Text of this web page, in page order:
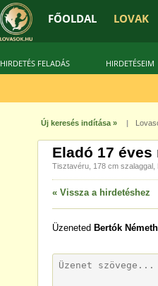
FŐOLDAL LOVAK
HIRDETÉS FELADÁS HIRDETÉSEIM
Új keresés indítása » |
Eladó 17
Tisztavéru, 178 cm szalaggal,
« Vissza a hirdetéshez
Üzeneted Bertók